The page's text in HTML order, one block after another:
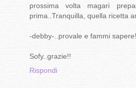
prossima volta magari
prima..Tranquilla, quella ricetta
-debby-..provale e fammi
Sofy..grazie!!
Rispondi